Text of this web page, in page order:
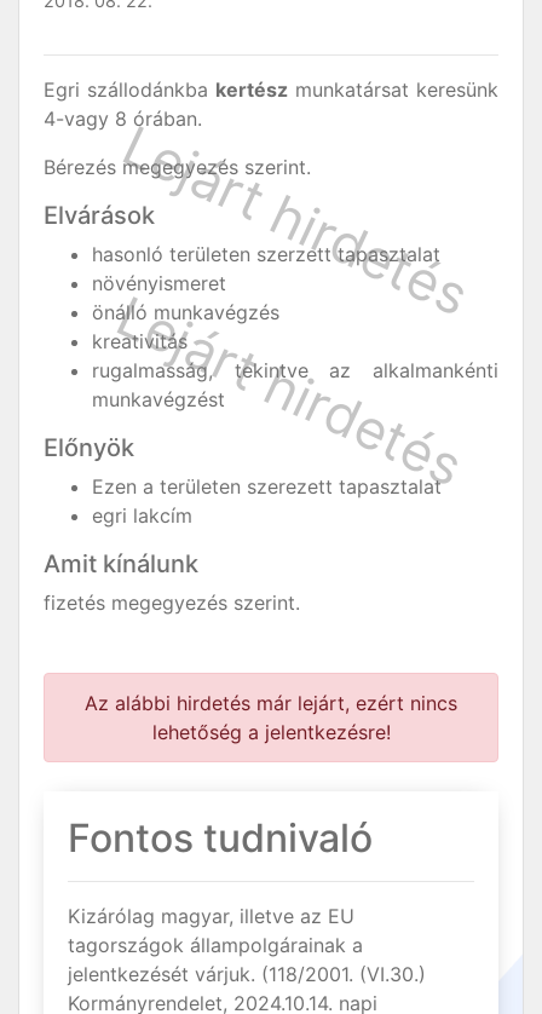
Egri szállodánkba kertész munkatársat keresünk
4-vagy 8 órában.
Bérezés megegyezés szerint.
Elvárások
hasonló területen szerzett tapasztalat
növényismeret
önálló munkavégzés
kreativitás
rugalmasság, tekintve az alkalmankénti
munkavégzést
Előnyök
Ezen a területen szerezett tapasztalat
egri lakcím
Amit kínálunk
fizetés megegyezés szerint.
Az alábbi hirdetés már lejárt, ezért nincs
lehetőség a jelentkezésre!
Fontos tudnivaló
Kizárólag magyar, illetve az EU
tagországok állampolgárainak a
jelentkezését várjuk. (118/2001. (VI.30.)
Kormányrendelet, 2024.10.14. napi